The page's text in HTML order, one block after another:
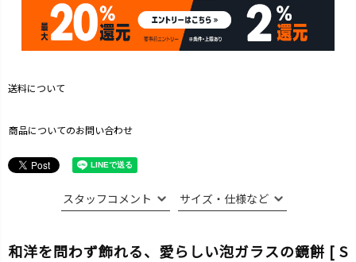
送料について
商品についてのお問い合わせ
スタッフコメント サイズ・仕様など
和洋を問わず飾れる、愛らしい泡ガラスの鏡餅 [ S